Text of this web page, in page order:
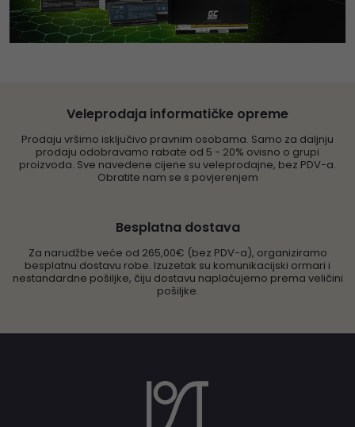
Veleprodaja informatičke opreme
Prodaju vršimo isključivo pravnim osobama. Samo za daljnju
prodaju odobravamo rabate od 5 - 20% ovisno o grupi
proizvoda. Sve navedene cijene su veleprodajne, bez PDV-a.
Obratite nam se s povjerenjem
Besplatna dostava
Za narudžbe veće od 265,00€ (bez PDV-a), organiziramo
besplatnu dostavu robe. Izuzetak su komunikacijski ormari i
nestandardne pošiljke, čiju dostavu naplaćujemo prema veličini
pošiljke.